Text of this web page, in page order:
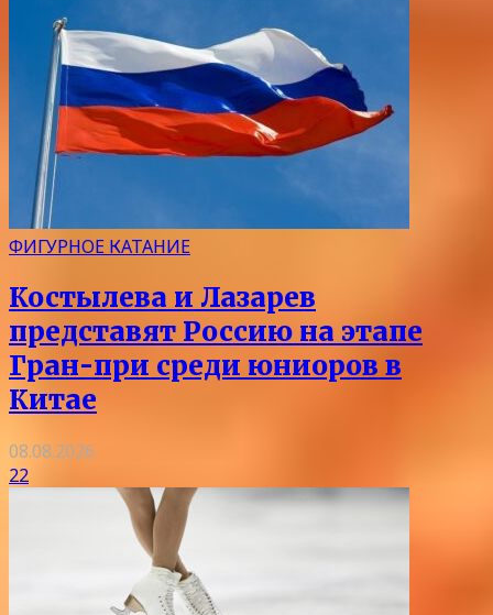
ФИГУРНОЕ КАТАНИЕ
Костылева и Лазарев
представят Россию на этапе
Гран-при среди юниоров в
Китае
08.08.2026
22